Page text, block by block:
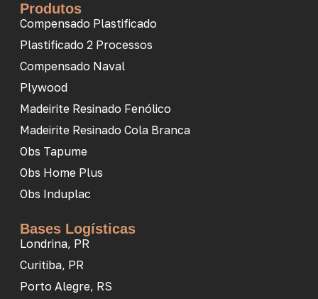
Produtos
Compensado Plastificado
Plastificado 2 Processos
Compensado Naval
Plywood
Madeirite Resinado Fenólico
Madeirite Resinado Cola Branca
Obs Tapume
Obs Home Plus
Obs Induplac
Bases Logísticas
Londrina, PR
Curitiba, PR
Porto Alegre, RS